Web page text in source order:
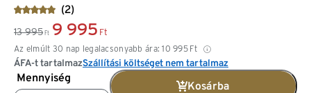
(2)
13 995 Ft 9 995 Ft
Az elmúlt 30 nap legalacsonyabb ára: 10 995 Ft
ÁFA-t tartalmazSzállítási költséget nem tartalmaz
Mennyiség
Kosárba